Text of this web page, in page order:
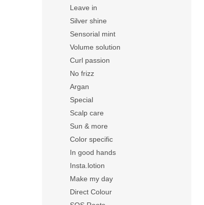
Leave in
Silver shine
Sensorial mint
Volume solution
Curl passion
No frizz
Argan
Special
Scalp care
Sun & more
Color specific
In good hands
Insta.lotion
Make my day
Direct Colour